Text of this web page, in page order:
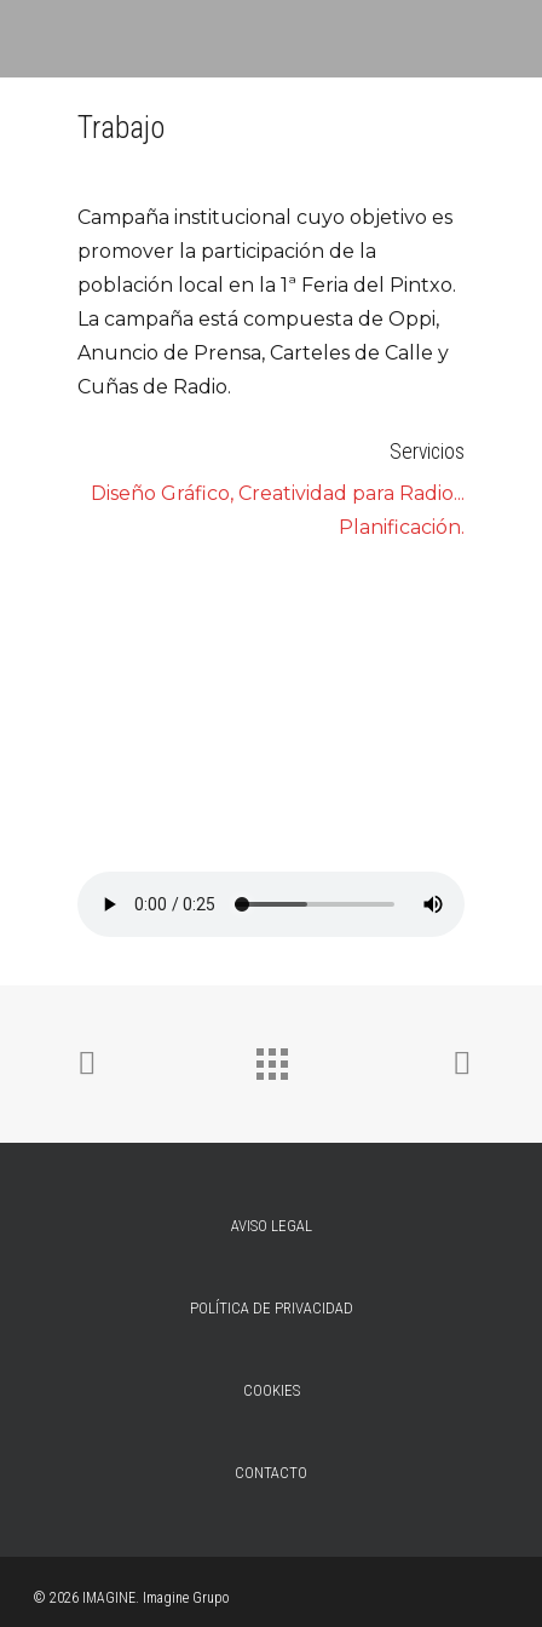
Trabajo
Campaña institucional cuyo objetivo es
promover la participación de la
población local en la 1ª Feria del Pintxo.
La campaña está compuesta de Oppi,
Anuncio de Prensa, Carteles de Calle y
Cuñas de Radio.
Servicios
Diseño Gráfico, Creatividad para Radio...
Planificación.
AVISO LEGAL
POLÍTICA DE PRIVACIDAD
COOKIES
CONTACTO
© 2026 IMAGINE. Imagine Grupo